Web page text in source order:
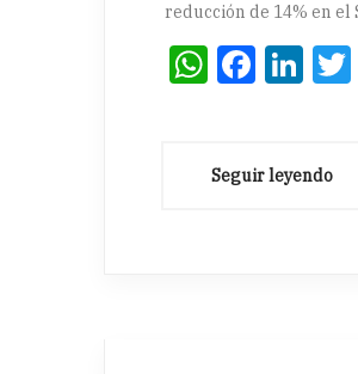
reducción de 14% en el